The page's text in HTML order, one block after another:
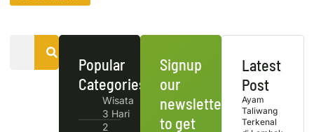
Popular
Categories
Wisata
3 Hari
2
Signup
our
newsletter
to get
Latest
Post
Ayam
Taliwang
Terkenal